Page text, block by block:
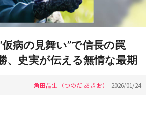
仮病の見舞い”で信長の罠
、史実が伝える無情な最期
角田晶生（つのだ あきお） 2026/01/24